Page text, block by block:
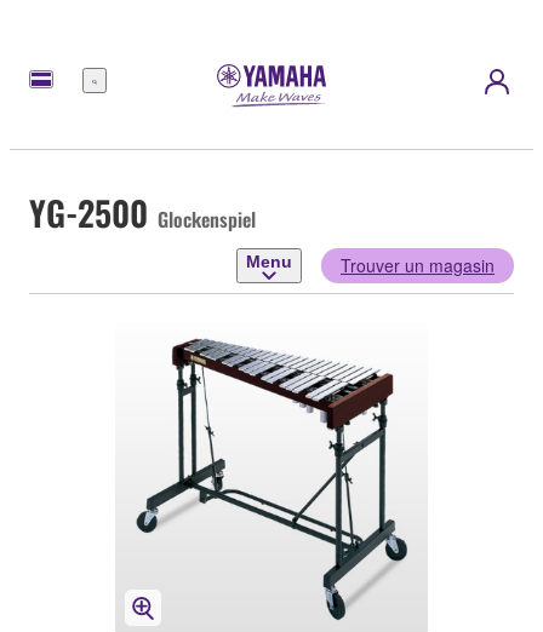
Menu
YG-2500 Glockenspiel
Menu Trouver un magasin